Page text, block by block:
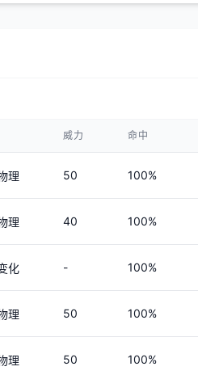
威力 命中
理 50 100%
理 40 100%
化 - 100%
理 50 100%
理 50 100%